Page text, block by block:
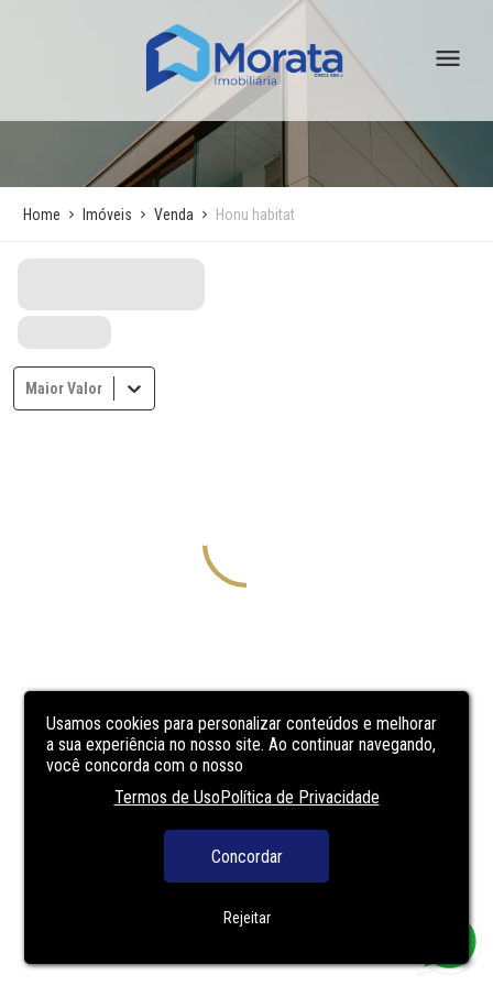
Usamos cookies para personalizar conteúdos e melhorar
a sua experiência no nosso site. Ao continuar navegando,
você concorda com o nosso
Termos de UsoPolítica de Privacidade
Concordar
Rejeitar
Home Imóveis Venda Honu habitat
Maior Valor